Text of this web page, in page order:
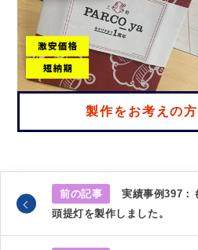
製作をお考えの
前の記事
実績事例397：
頭提灯を製作しました。